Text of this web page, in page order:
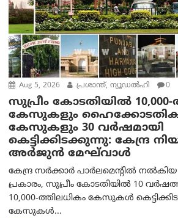
Aug 5, 2026 പ്രശാന്ത്, ന്യൂഡല്‍ഹി 0
സുപ്രീം കോടതിയിൽ
കേസുകളും
കേസുകളും 30 വർഷമായി
കെട്ടിക്കിടക്കുന്നു: കേന്ദ്ര
അര്‍ജുന്‍ മേഘ്‌വാള്‍
കേന്ദ്ര സർക്കാർ പാർലമെന്റിൽ
പ്രകാരം, സുപ്രീം കോടതിയിൽ 10
10,000-ത്തിലധികം കേസുകൾ
കേസുകൾ...